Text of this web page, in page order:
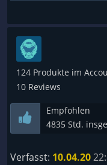
verbreiten über
das N Wort und es
ich es gespielt
mir sagte ich solle
Wer so etwas nicht
124 Produkte im
10 Reviews
Empfohlen
4835 Std.
Verfasst: 10.04.20